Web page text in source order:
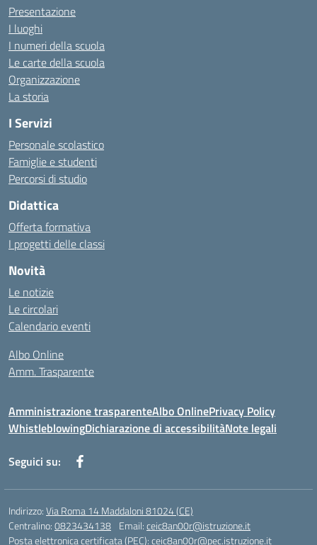
Presentazione
I luoghi
I numeri della scuola
Le carte della scuola
Organizzazione
La storia
I Servizi
Personale scolastico
Famiglie e studenti
Percorsi di studio
Didattica
Offerta formativa
I progetti delle classi
Novità
Le notizie
Le circolari
Calendario eventi
Albo Online
Amm. Trasparente
Amministrazione trasparenteAlbo OnlinePrivacy Policy
WhistleblowingDichiarazione di accessibilitàNote legali
Seguici su:
Indirizzo:Via Roma 14 Maddaloni 81024 (CE)
Centralino:0823434138 Email:ceic8an00r@istruzione.it
Posta elettronica certificata (PEC):ceic8an00r@pec.istruzione.it